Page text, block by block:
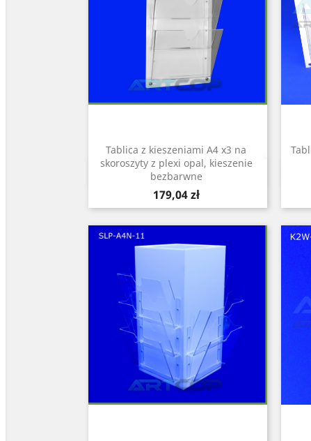
Tablica z kieszeniami A4 x3 na
skoroszyty z plexi opal, kieszenie
bezbarwne
Cena
179,04 zł
Szybki podgląd